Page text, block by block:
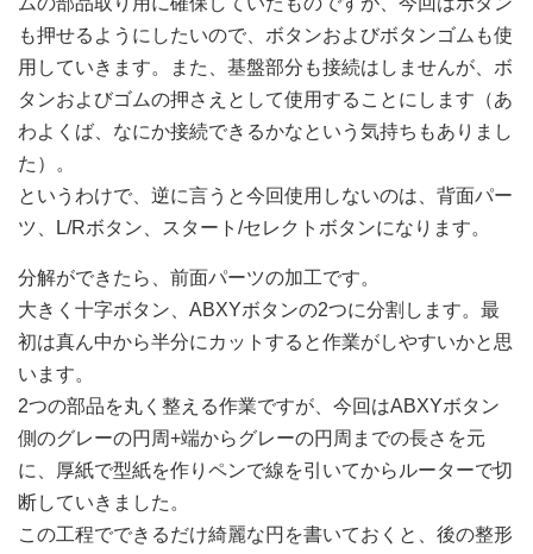
も押せるようにしたいので、ボタンおよびボタンゴムも使
用していきます。また、基盤部分も接続はしませんが、ボ
タンおよびゴムの押さえとして使用することにします（あ
わよくば、なにか接続できるかなという気持ちもありまし
た）。
というわけで、逆に言うと今回使用しないのは、背面パー
ツ、L/Rボタン、スタート/セレクトボタンになります。
分解ができたら、前面パーツの加工です。
大きく十字ボタン、ABXYボタンの2つに分割します。最
初は真ん中から半分にカットすると作業がしやすいかと思
います。
2つの部品を丸く整える作業ですが、今回はABXYボタン
側のグレーの円周+端からグレーの円周までの長さを元
に、厚紙で型紙を作りペンで線を引いてからルーターで切
断していきました。
この工程でできるだけ綺麗な円を書いておくと、後の整形